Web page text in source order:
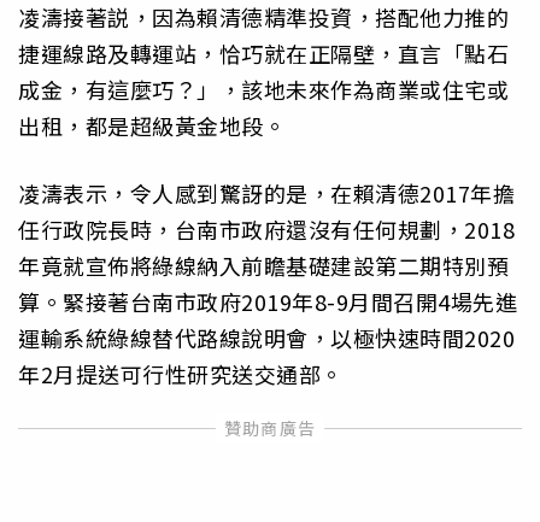
凌濤接著説，因為賴清德精準投資，搭配他力推的
捷運線路及轉運站，恰巧就在正隔壁，直言「點石
成金，有這麼巧？」，該地未來作為商業或住宅或
出租，都是超級黃金地段。
凌濤表示，令人感到驚訝的是，在賴清德2017年擔
任行政院長時，台南市政府還沒有任何規劃，2018
年竟就宣佈將綠線納入前瞻基礎建設第二期特別預
算。緊接著台南市政府2019年8-9月間召開4場先進
運輸系統綠線替代路線說明會，以極快速時間2020
年2月提送可行性研究送交通部。